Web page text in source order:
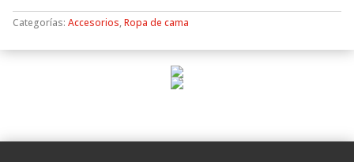
Categorías: Accesorios,Ropa de cama